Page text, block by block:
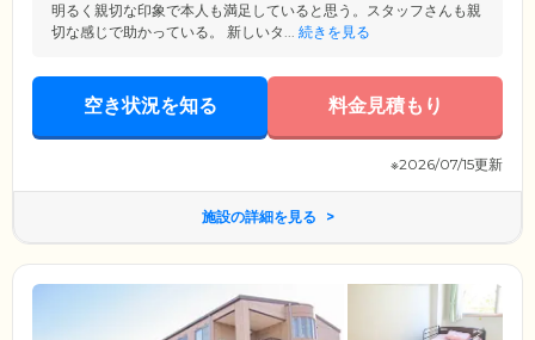
明るく親切な印象で本人も満足していると思う。スタッフさんも親
切な感じで助かっている。 新しいタ... 続きを見る
空き状況を知る 料金見積もり
※2026/07/15更新
施設の詳細を見る